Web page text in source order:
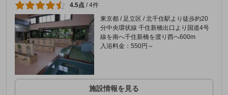
4.5点 /4件
東京都 / 足立区 / 北千住駅より徒歩約20
分中央環状線 千住新橋出口より国道4号
線を南へ千住新橋を渡り西へ600m
入浴料金：550円～
施設情報を見る